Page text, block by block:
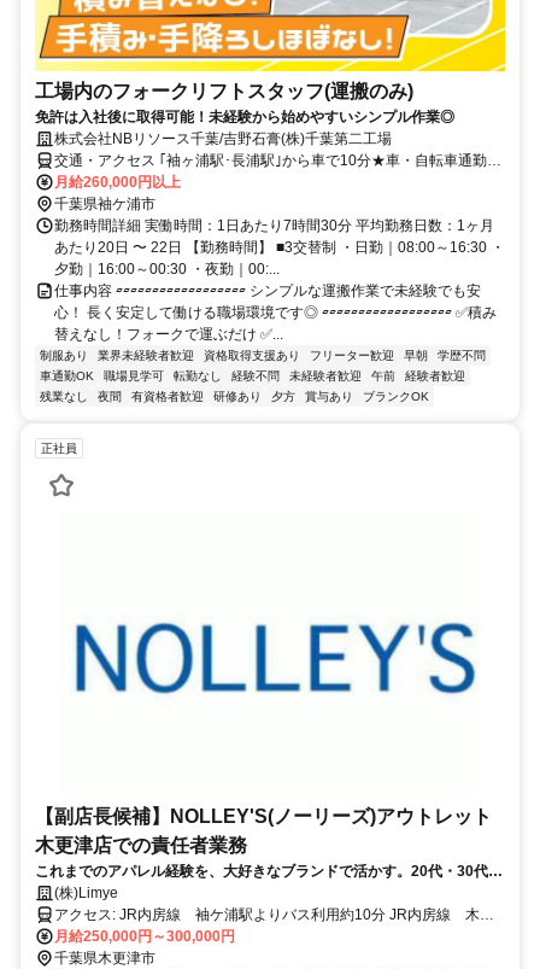
工場内のフォークリフトスタッフ(運搬のみ)
免許は入社後に取得可能！未経験から始めやすいシンプル作業◎
株式会社NBリソース千葉/吉野石膏(株)千葉第二工場
交通・アクセス ｢袖ヶ浦駅･長浦駅｣から車で10分★車・自転車通勤
OK★
月給260,000円以上
千葉県袖ケ浦市
勤務時間詳細 実働時間：1日あたり7時間30分 平均勤務日数：1ヶ月
あたり20日 〜 22日 【勤務時間】 ■3交替制 ・日勤｜08:00～16:30 ・
夕勤｜16:00～00:30 ・夜勤｜00:...
仕事内容 ▱▱▱▱▱▱▱▱▱▱▱▱▱▱▱▱▱▱ シンプルな運搬作業で未経験でも安
心！ 長く安定して働ける職場環境です◎ ▱▱▱▱▱▱▱▱▱▱▱▱▱▱▱▱▱▱ ✅積み
替えなし！フォークで運ぶだけ ✅...
制服あり 業界未経験者歓迎 資格取得支援あり フリーター歓迎 早朝
学歴不問
車通勤OK
職場見学可 転勤なし 経験不問 未経験者歓迎 午前
経験者歓迎
残業なし
夜間 有資格者歓迎 研修あり 夕方 賞与あり ブランクOK
正社員
【副店長候補】NOLLEY'S(ノーリーズ)アウトレット
木更津店での責任者業務
これまでのアパレル経験を、大好きなブランドで活かす。20代・30代女
性が自分らしく輝く、ノーリーズ木更津の副店長候補✨
(株)Limye
アクセス: JR内房線 袖ケ浦駅よりバス利用約10分 JR内房線 木更
津駅よりバス利用約15分 ＊車通勤も可能です。
月給250,000円～300,000円
千葉県木更津市